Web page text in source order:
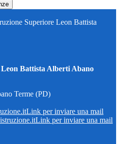
Superiore Leon Battista
Battista Alberti Abano
Terme (PD)
Link per inviare una mail
Link per inviare una mail